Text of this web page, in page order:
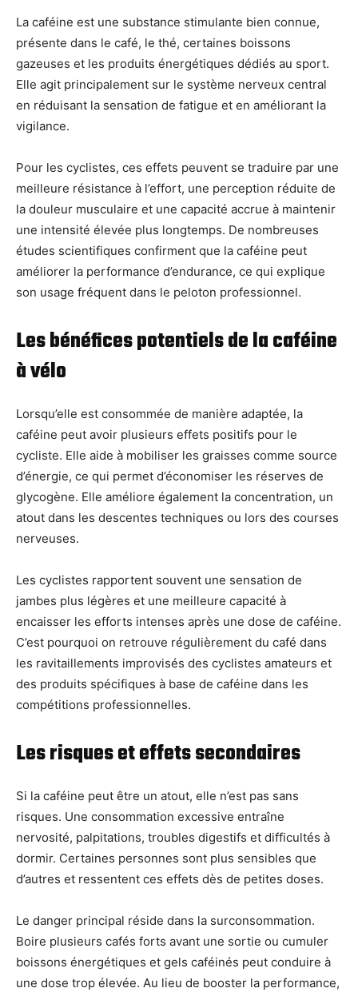
La caféine est une substance stimulante bien connue,
présente dans le café, le thé, certaines boissons
gazeuses et les produits énergétiques dédiés au sport.
Elle agit principalement sur le système nerveux central
en réduisant la sensation de fatigue et en améliorant la
vigilance.
Pour les cyclistes, ces effets peuvent se traduire par une
meilleure résistance à l’effort, une perception réduite de
la douleur musculaire et une capacité accrue à maintenir
une intensité élevée plus longtemps. De nombreuses
études scientifiques confirment que la caféine peut
améliorer la performance d’endurance, ce qui explique
son usage fréquent dans le peloton professionnel.
Les bénéfices potentiels de la caféine
à vélo
Lorsqu’elle est consommée de manière adaptée, la
caféine peut avoir plusieurs effets positifs pour le
cycliste. Elle aide à mobiliser les graisses comme source
d’énergie, ce qui permet d’économiser les réserves de
glycogène. Elle améliore également la concentration, un
atout dans les descentes techniques ou lors des courses
nerveuses.
Les cyclistes rapportent souvent une sensation de
jambes plus légères et une meilleure capacité à
encaisser les efforts intenses après une dose de caféine.
C’est pourquoi on retrouve régulièrement du café dans
les ravitaillements improvisés des cyclistes amateurs et
des produits spécifiques à base de caféine dans les
compétitions professionnelles.
Les risques et effets secondaires
Si la caféine peut être un atout, elle n’est pas sans
risques. Une consommation excessive entraîne
nervosité, palpitations, troubles digestifs et difficultés à
dormir. Certaines personnes sont plus sensibles que
d’autres et ressentent ces effets dès de petites doses.
Le danger principal réside dans la surconsommation.
Boire plusieurs cafés forts avant une sortie ou cumuler
boissons énergétiques et gels caféinés peut conduire à
une dose trop élevée. Au lieu de booster la performance,